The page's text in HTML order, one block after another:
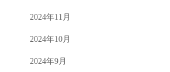
2024年11月
2024年10月
2024年9月